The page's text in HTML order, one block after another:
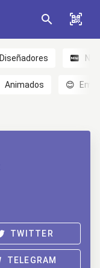
Diseñadores
Animados 😊
TWITTER
TELEGRAM